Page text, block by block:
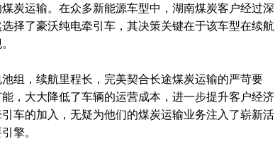
炭运输。在众多新能源车型中，湖南煤炭客户经过深
择了豪沃纯电牵引车，其决策关键在于该车型在续航
组，续航里程长，完美契合长途煤炭运输的严苛要
，大大降低了车辆的运营成本，进一步提升客户经济
车的加入，无疑为他们的煤炭运输业务注入了崭新活
擎。